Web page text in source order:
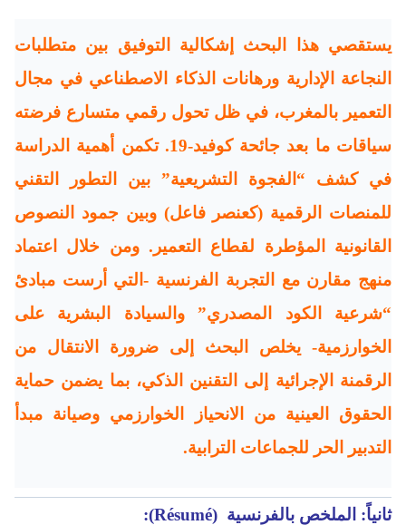
يستقصي هذا البحث إشكالية التوفيق بين متطلبات
النجاعة الإدارية ورهانات الذكاء الاصطناعي في مجال
التعمير بالمغرب، في ظل تحول رقمي متسارع فرضته
سياقات ما بعد جائحة كوفيد-19. تكمن أهمية الدراسة
في كشف “الفجوة التشريعية” بين التطور التقني
للمنصات الرقمية (كعنصر فاعل) وبين جمود النصوص
القانونية المؤطرة لقطاع التعمير. ومن خلال اعتماد
منهج مقارن مع التجربة الفرنسية -التي أرست مبادئ
“شرعية الكود المصدري” والسيادة البشرية على
الخوارزمية- يخلص البحث إلى ضرورة الانتقال من
الرقمنة الإجرائية إلى التقنين الذكي، بما يضمن حماية
الحقوق العينية من الانحياز الخوارزمي وصيانة مبدأ
التدبير الحر للجماعات الترابية.
ثانياً: الملخص بالفرنسية (Résumé):